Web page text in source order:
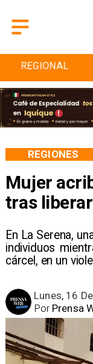
ENTRETENCIÓN
Mujer
tras
En La Serena,
individuos
cárcel, en un
REGIONES
Lunes, 16
Prensa
Por